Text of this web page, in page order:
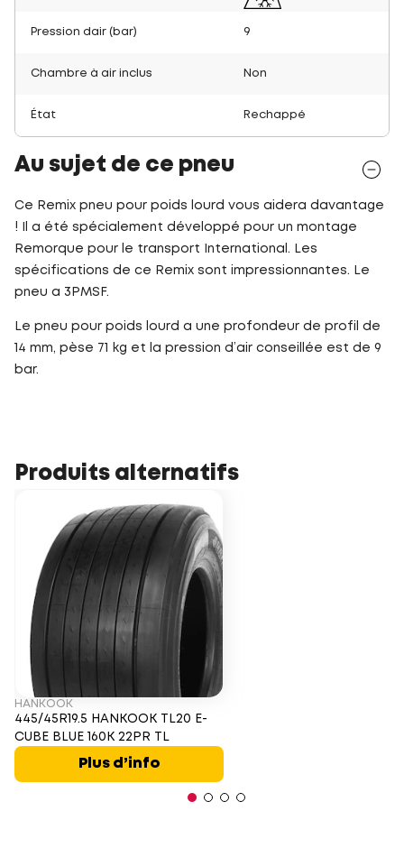
Pression dair (bar) 9
Chambre à air inclus Non
État Rechappé
Au sujet de ce pneu
Ce Remix pneu pour poids lourd vous aidera davantage
! Il a été spécialement développé pour un montage
Remorque pour le transport International. Les
spécifications de ce Remix sont impressionnantes. Le
pneu a 3PMSF.
Le pneu pour poids lourd a une profondeur de profil de
14 mm, pèse 71 kg et la pression d’air conseillée est de 9
bar.
Produits alternatifs
HANKOOK
445/45R19.5 HANKOOK TL20 E-
CUBE BLUE 160K 22PR TL
Plus d’info